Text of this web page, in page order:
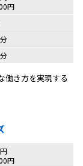
円
働き方を実現する
円